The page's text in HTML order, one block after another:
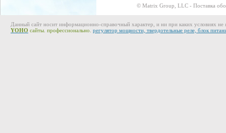
© Matrix Group, LLC - Поставка
Данный сайт носит информационно-справочный характер, и ни при каких условиях не
YOHO сайты. профессионально. регулятор мощности, твердотельные реле, блок